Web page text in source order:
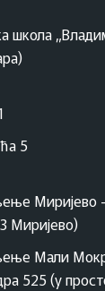
школа
5
Миријево
Миријево)
Мали
525 (у